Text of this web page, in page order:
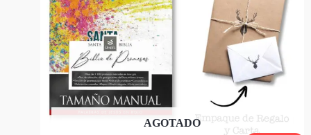
AGOTADO